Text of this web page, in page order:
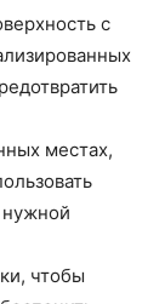
с
местах,
нужной
чтобы